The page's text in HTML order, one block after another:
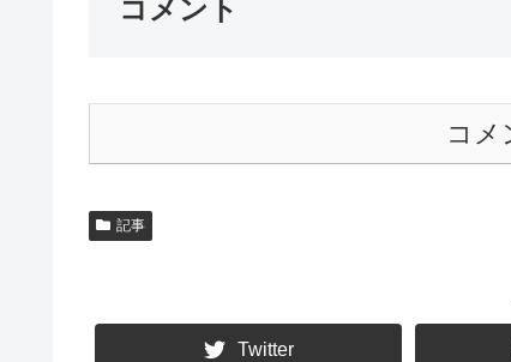
コメント
コメ
記事
Twitter